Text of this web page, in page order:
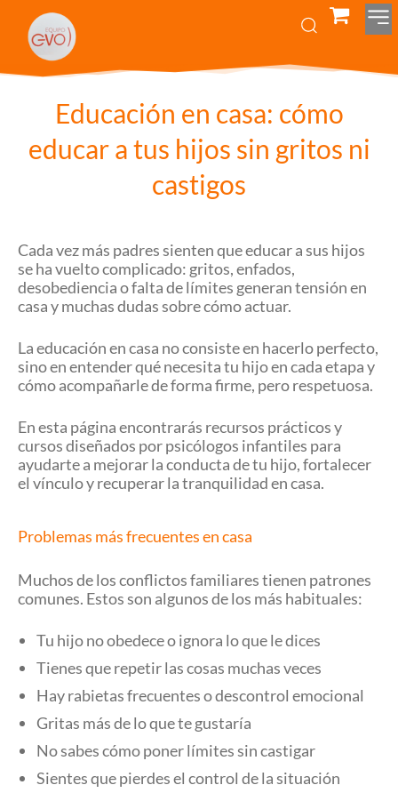
Educación en casa: cómo
educar a tus hijos sin gritos ni
castigos
Cada vez más padres sienten que educar a sus hijos
se ha vuelto complicado: gritos, enfados,
desobediencia o falta de límites generan tensión en
casa y muchas dudas sobre cómo actuar.
La educación en casa no consiste en hacerlo perfecto,
sino en entender qué necesita tu hijo en cada etapa y
cómo acompañarle de forma firme, pero respetuosa.
En esta página encontrarás recursos prácticos y
cursos diseñados por psicólogos infantiles para
ayudarte a mejorar la conducta de tu hijo, fortalecer
el vínculo y recuperar la tranquilidad en casa.
Problemas más frecuentes en casa
Muchos de los conflictos familiares tienen patrones
comunes. Estos son algunos de los más habituales:
Tu hijo no obedece o ignora lo que le dices
Tienes que repetir las cosas muchas veces
Hay rabietas frecuentes o descontrol emocional
Gritas más de lo que te gustaría
No sabes cómo poner límites sin castigar
Sientes que pierdes el control de la situación